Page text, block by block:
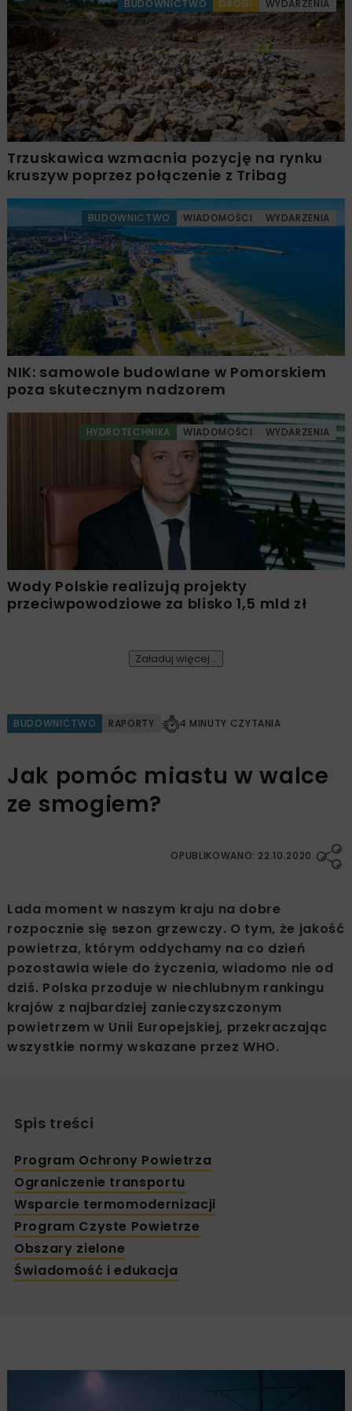
BUDOWNICTWO DROGI WYDARZENIA
Trzuskawica wzmacnia pozycję na rynku
kruszyw poprzez połączenie z Tribag
BUDOWNICTWO WIADOMOŚCI WYDARZENIA
NIK: samowole budowlane w Pomorskiem
poza skutecznym nadzorem
HYDROTECHNIKA WIADOMOŚCI WYDARZENIA
Wody Polskie realizują projekty
przeciwpowodziowe za blisko 1,5 mld zł
Załaduj więcej...
BUDOWNICTWO RAPORTY 4 MINUTY CZYTANIA
Jak pomóc miastu w walce
ze smogiem?
OPUBLIKOWANO: 22.10.2020
Lada moment w naszym kraju na dobre
rozpocznie się sezon grzewczy. O tym, że jakość
powietrza, którym oddychamy na co dzień
pozostawia wiele do życzenia, wiadomo nie od
dziś. Polska przoduje w niechlubnym rankingu
krajów z najbardziej zanieczyszczonym
powietrzem w Unii Europejskiej, przekraczając
wszystkie normy wskazane przez WHO.
Spis treści
Program Ochrony Powietrza
Ograniczenie transportu
Wsparcie termomodernizacji
Program Czyste Powietrze
Obszary zielone
Świadomość i edukacja